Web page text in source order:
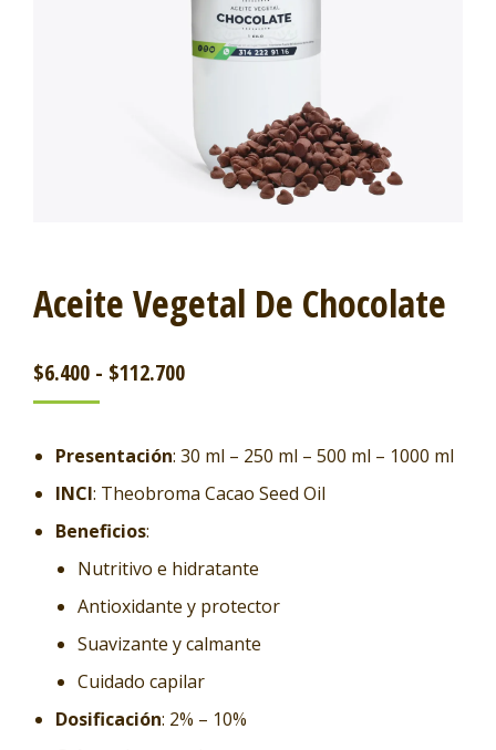
Aceite Vegetal De Chocolate
$6.400 - $112.700
Presentación: 30 ml – 250 ml – 500 ml – 1000 ml
INCI: Theobroma Cacao Seed Oil
Beneficios:
Nutritivo e hidratante
Antioxidante y protector
Suavizante y calmante
Cuidado capilar
Dosificación: 2% – 10%